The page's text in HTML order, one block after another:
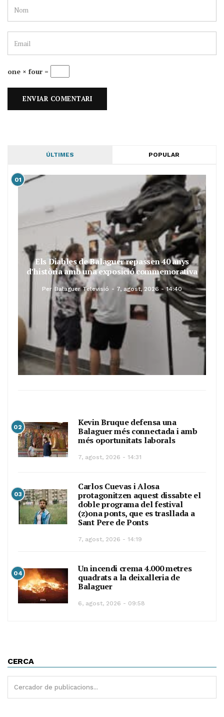
one × four =
ÚLTIMES POPULAR
01
Els Diables de Balaguer repassen 40 anys
d’història amb una exposició commemorativa
Per Balaguer Televisió 7, agost, 2026 - 14:40
02
Kevin Bruque defensa una
Balaguer més connectada i amb
més oportunitats laborals
7, agost, 2026 - 14:31
03
Carlos Cuevas i Alosa
protagonitzen aquest dissabte el
doble programa del festival
(z)ona ponts, que es trasllada a
Sant Pere de Ponts
7, agost, 2026 - 14:19
04
Un incendi crema 4.000 metres
quadrats a la deixalleria de
Balaguer
6, agost, 2026 - 09:58
CERCA